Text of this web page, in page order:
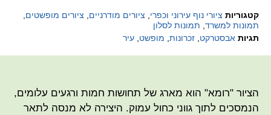
קטגוריות ציורי נוף עירוני וכפרי, ציורים מודרניים, ציורים מופשטים,
תמונות למשרד, תמונות לסלון
תגיות אבסטרקט, זכרונות, מופשט, עיר
הציור "רומא" הוא מארג של תחושות חמות ורגעים עלומים,
הנמסכים לתוך גווני כחול עמוק. היצירה לא מנסה לתאר